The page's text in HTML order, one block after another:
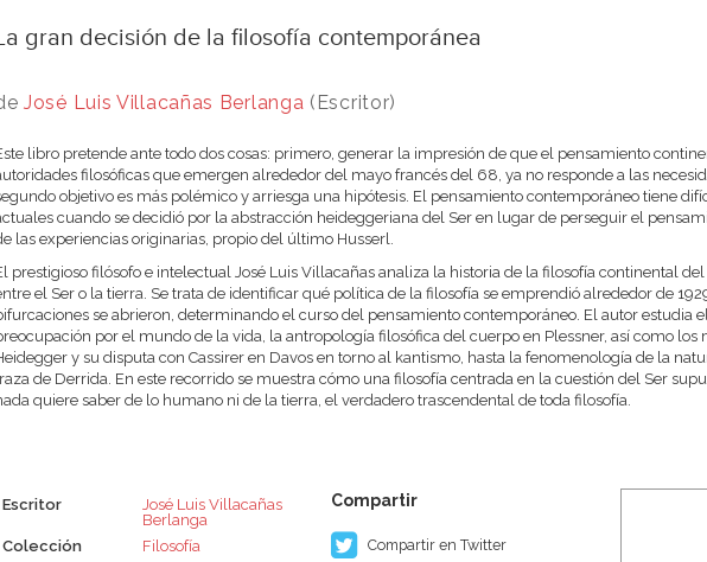
gran decisión de la filosofía contemporánea
José Luis Villacañas Berlanga (Escritor)
libro pretende ante todo dos cosas: primero, generar la impresión de que el pensamiento
filosóficas que emergen alrededor del mayo francés del 68, ya no responde a las
objetivo es más polémico y arriesga una hipótesis. El pensamiento contemporáneo tiene
cuando se decidió por la abstracción heideggeriana del Ser en lugar de perseguir el
las experiencias originarias, propio del último Husserl.
prestigioso filósofo e intelectual José Luis Villacañas analiza la historia de la filosofía continental
el Ser o la tierra. Se trata de identificar qué política de la filosofía se emprendió alrededor de
se abrieron, determinando el curso del pensamiento contemporáneo. El autor estudia
por el mundo de la vida, la antropología filosófica del cuerpo en Plessner, así como los
y su disputa con Cassirer en Davos en torno al kantismo, hasta la fenomenología de la
de Derrida. En este recorrido se muestra cómo una filosofía centrada en la cuestión del Ser
quiere saber de lo humano ni de la tierra, el verdadero trascendental de toda filosofía.
Escritor
José Luis Villacañas
Berlanga
Colección
Filosofía
Compartir en Twitter